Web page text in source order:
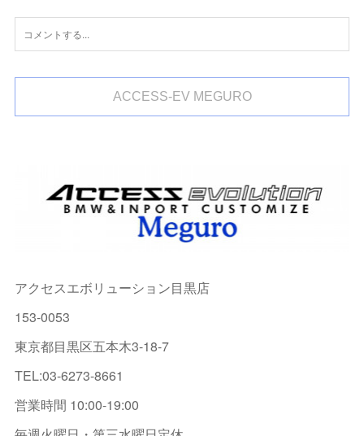
ACCESS-EV MEGURO
アクセスエボリューション目黒店
153-0053
東京都目黒区五本木3-18-7
TEL:03-6273-8661
営業時間 10:00-19:00